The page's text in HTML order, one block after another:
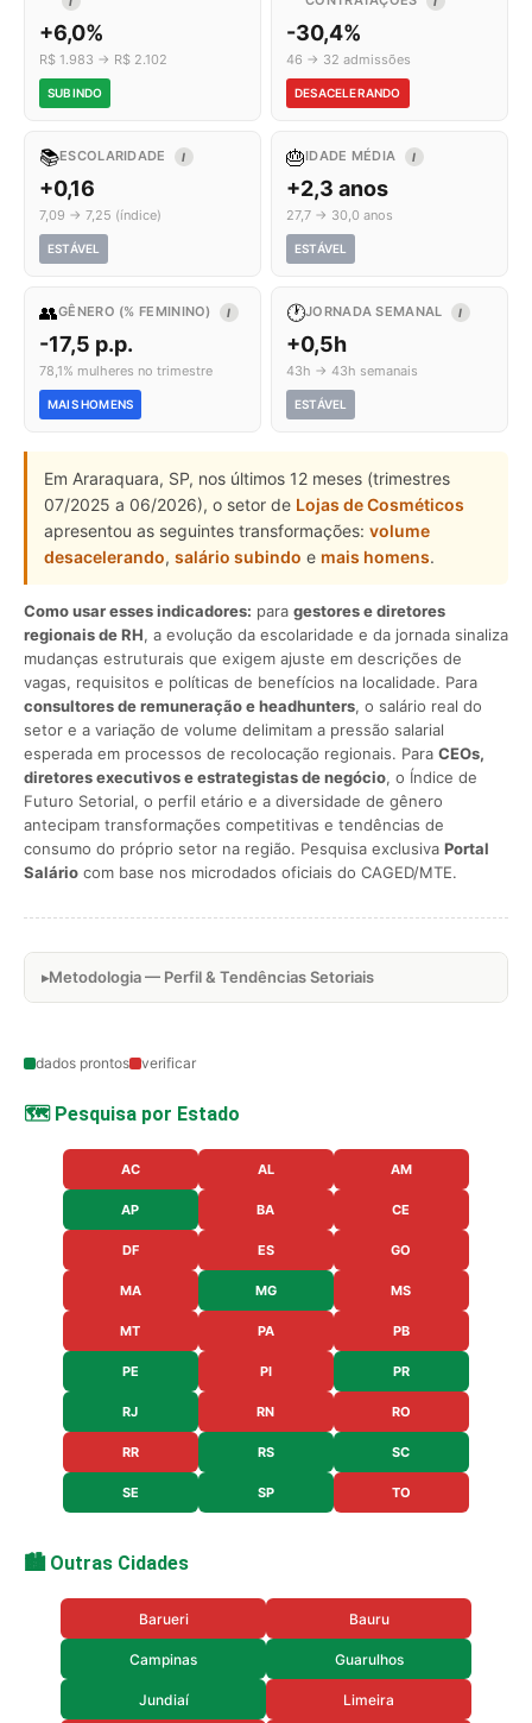
+6,0%
R$ 1.983 → R$ 2.102
SUBINDO
-30,4%
46 → 32 admissões
DESACELERANDO
📚ESCOLARIDADE I
+0,16
7,09 → 7,25 (índice)
ESTÁVEL
🎂IDADE MÉDIA I
+2,3 anos
27,7 → 30,0 anos
ESTÁVEL
👥GÊNERO (% FEMININO) I
-17,5 p.p.
78,1% mulheres no trimestre
MAIS HOMENS
🕐JORNADA SEMANAL I
+0,5h
43h → 43h semanais
ESTÁVEL
Em Araraquara, SP, nos últimos 12 meses (trimestres
07/2025 a 06/2026), o setor de Lojas de Cosméticos
apresentou as seguintes transformações: volume
desacelerando, salário subindo e mais homens.
Como usar esses indicadores: para gestores e diretores
regionais de RH, a evolução da escolaridade e da jornada sinaliza
mudanças estruturais que exigem ajuste em descrições de
vagas, requisitos e políticas de benefícios na localidade. Para
consultores de remuneração e headhunters, o salário real do
setor e a variação de volume delimitam a pressão salarial
esperada em processos de recolocação regionais. Para CEOs,
diretores executivos e estrategistas de negócio, o Índice de
Futuro Setorial, o perfil etário e a diversidade de gênero
antecipam transformações competitivas e tendências de
consumo do próprio setor na região. Pesquisa exclusiva Portal
Salário com base nos microdados oficiais do CAGED/MTE.
Metodologia — Perfil & Tendências Setoriais
dados prontos verificar
🗺️ Pesquisa por Estado
AC AL AM
AP BA CE
DF ES GO
MA MG MS
MT PA PB
PE PI PR
RJ RN RO
RR RS SC
SE SP TO
🏙️ Outras Cidades
Barueri Bauru
Campinas Guarulhos
Jundiaí Limeira